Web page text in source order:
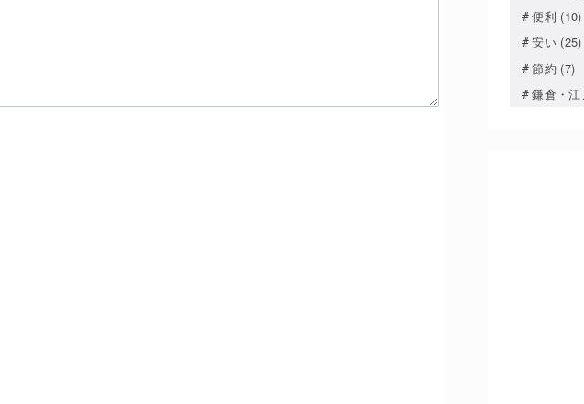
便利 (10)
安い(25)
節約 (7)
鎌倉・江